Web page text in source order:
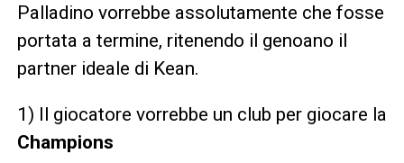
Palladino vorrebbe assolutamente che fosse
portata a termine, ritenendo il genoano il
partner ideale di Kean.
1) Il giocatore vorrebbe un club per giocare la
Champions